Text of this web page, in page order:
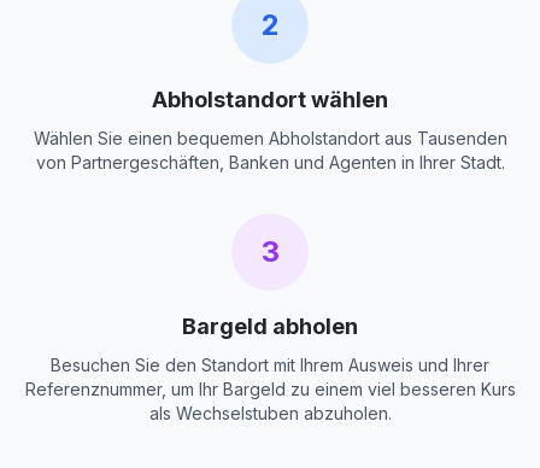
2
Abholstandort wählen
Wählen Sie einen bequemen Abholstandort aus Tausenden
von Partnergeschäften, Banken und Agenten in Ihrer Stadt.
3
Bargeld abholen
Besuchen Sie den Standort mit Ihrem Ausweis und Ihrer
Referenznummer, um Ihr Bargeld zu einem viel besseren Kurs
als Wechselstuben abzuholen.